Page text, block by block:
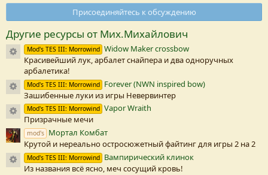
0
з
Присоединяйтесь к обсуждению
Другие ресурсы от Мих.Михайлович
Иконка ресурса
Mod's TES III: Morrowind Widow Maker crossbow
Красивейший лук, арбалет снайпера и два одноручных
арбалетика!
Иконка ресурса
Mod's TES III: Morrowind Forever (NWN inspired bow)
Зашибенные луки из игры Невервинтер
Иконка ресурса
Mod's TES III: Morrowind Vapor Wraith
Призрачные мечи
mod's Мортал Комбат
Крутой и нереально остросюжетный файтинг для игры 2 на 2
Иконка ресурса
Mod's TES III: Morrowind Вампирический клинок
Из названия всё ясно, меч сосущий кровь!